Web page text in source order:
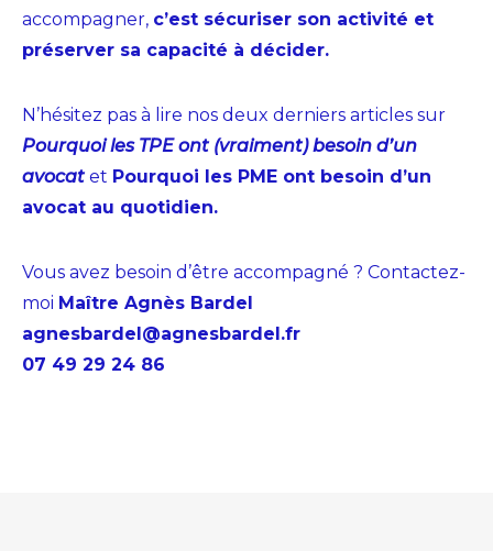
accompagner, c’est sécuriser son activité et
préserver sa capacité à décider.
N’hésitez pas à lire nos deux derniers articles sur
Pourquoi les TPE ont (vraiment) besoin d’un
avocatet Pourquoi les PME ont besoin d’un
avocat au quotidien.
Vous avez besoin d’être accompagné ? Contactez-
moi Maître Agnès Bardel
agnesbardel@agnesbardel.fr
07 49 29 24 86